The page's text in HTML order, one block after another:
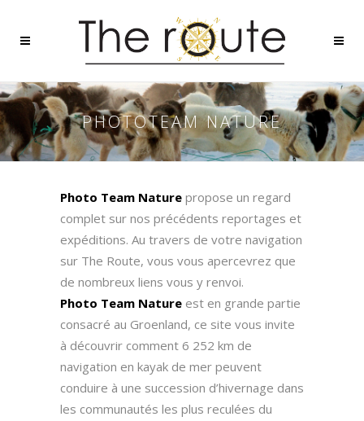
PHOTOTEAM NATURE
Photo Team Nature propose un regard
complet sur nos précédents reportages et
expéditions. Au travers de votre navigation
sur The Route, vous vous apercevrez que
de nombreux liens vous y renvoi.
Photo Team Nature est en grande partie
consacré au Groenland, ce site vous invite
à découvrir comment 6 252 km de
navigation en kayak de mer peuvent
conduire à une succession d’hivernage dans
les communautés les plus reculées du